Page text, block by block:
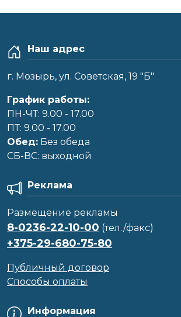
Наш адрес
г. Мозырь, ул. Советская, 19 "Б"
График работы:
ПН-ЧТ: 9.00 - 17.00
ПТ: 9.00 - 17.00
Обед: Без обеда
CБ-ВС: выходной
Информация
Реклама
Размещение рекламы
8-0236-22-10-00 (тел./факс)
+375-29-680-75-80
Публичный договор
Способы оплаты